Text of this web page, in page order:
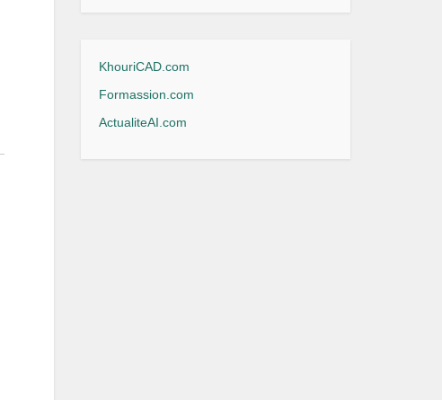
KhouriCAD.com
Formassion.com
ActualiteAI.com